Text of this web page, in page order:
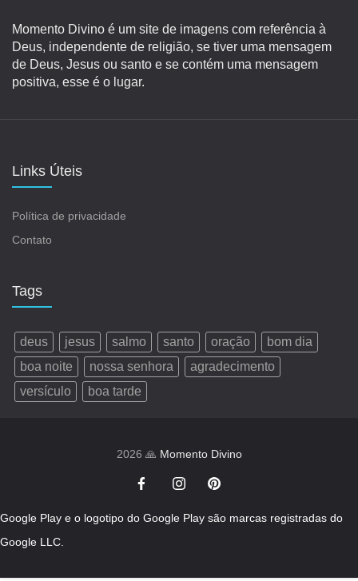
Momento Divino é um site de imagens com referência à
Deus, independente de religião, se tiver uma mensagem
de Deus, Jesus ou santo e se contém uma mensagem
positiva, esse é o lugar.
Links Úteis
Política de privacidade
Contato
Tags
deus jesus salmo santo oração
bom dia
boa noite
nossa senhora
agradecimento
versículo
boa tarde
2026 🙏 Momento Divino
Google Play e o logotipo do Google Play são marcas registradas do
Google LLC.